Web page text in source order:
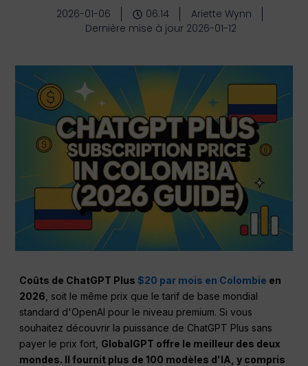
2026-01-06 06:14
Ariette Wynn
Dernière mise à jour 2026-01-12
Coûts de ChatGPT Plus$20 par mois en Colombie en
2026 , soit le même prix que le tarif de base mondial
standard d'OpenAI pour le niveau premium. Si vous
souhaitez découvrir la puissance de ChatGPT Plus sans
payer le prix fort, GlobalGPT offre le meilleur des deux
mondes. Il fournit plus de 100 modèles d'IA, y compris